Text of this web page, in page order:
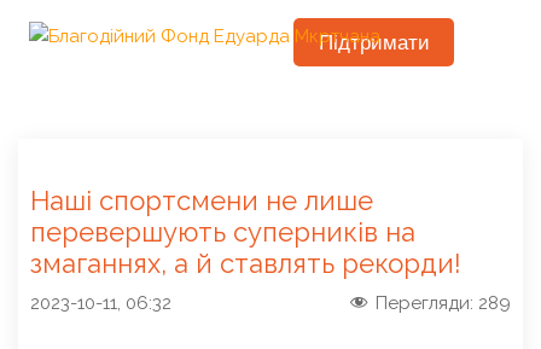
Підтримати
Наші спортсмени не лише
перевершують суперників на
змаганнях, а й ставлять рекорди!
2023-10-11, 06:32 Перегляди: 289